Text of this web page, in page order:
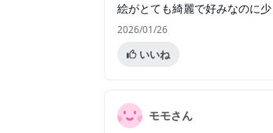
絵がとても綺麗で好みなのに少
2026/01/26
いいね
モモさん